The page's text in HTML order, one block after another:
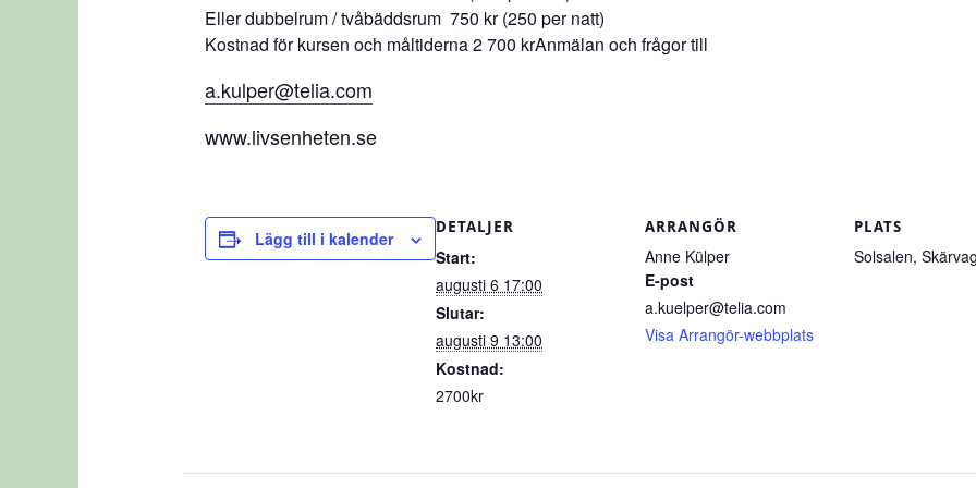
Eller dubbelrum / tvåbäddsrum 750 kr (250 per natt)
Kostnad för kursen och måltiderna 2 700 krAnmälan och frågor till
a.kulper@telia.com
www.livsenheten.se
Lägg till i kalender
DETALJER
Start:
augusti 6 17:00
Slutar:
augusti 9 13:00
Kostnad:
2700kr
ARRANGÖR
Anne Külper
E-post
a.kuelper@telia.com
Visa Arrangör-webbplats
PLATS
Solsalen,